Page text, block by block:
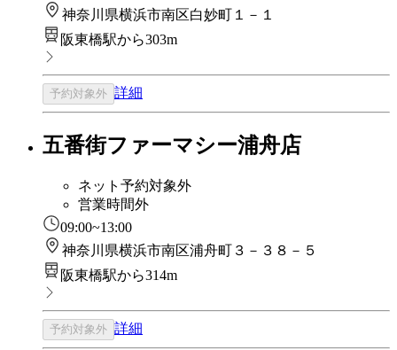
神奈川県横浜市南区白妙町１－１
阪東橋駅から303m
予約対象外 詳細
五番街ファーマシー浦舟店
ネット予約対象外
営業時間外
09:00~13:00
神奈川県横浜市南区浦舟町３－３８－５
阪東橋駅から314m
予約対象外 詳細